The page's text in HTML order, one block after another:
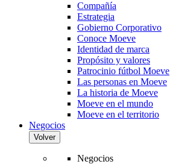
Compañía
Estrategia
Gobierno Corporativo
Conoce Moeve
Identidad de marca
Propósito y valores
Patrocinio fútbol Moeve
Las personas en Moeve
La historia de Moeve
Moeve en el mundo
Moeve en el territorio
Negocios
Volver
Negocios